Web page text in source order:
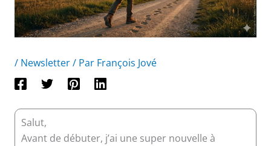
/ Newsletter/ Par François Jové
Salut,
Avant de débuter, j’ai une super nouvelle à